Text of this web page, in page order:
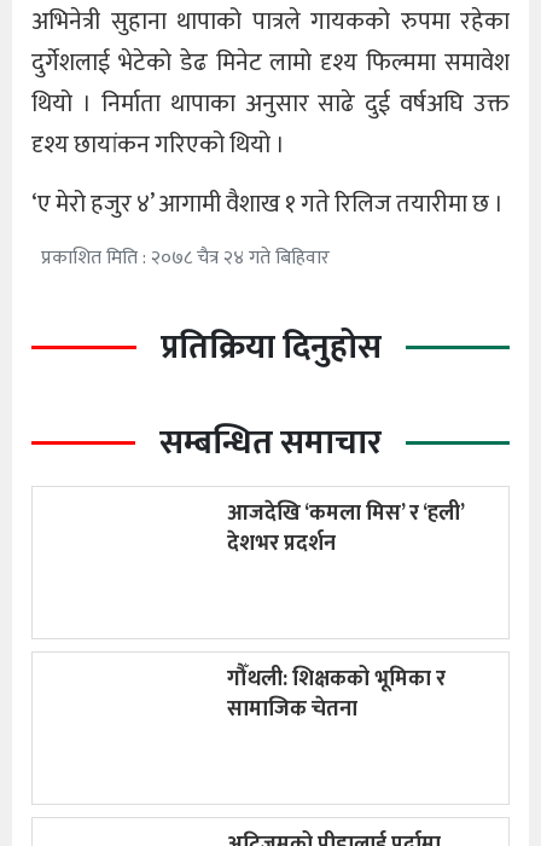
अभिनेत्री सुहाना थापाको पात्रले गायकको रुपमा रहेका
दुर्गेशलाई भेटेको डेढ मिनेट लामो दृश्य फिल्ममा समावेश
थियो । निर्माता थापाका अनुसार साढे दुई वर्षअघि उक्त
दृश्य छायांकन गरिएको थियो ।
‘ए मेरो हजुर ४’ आगामी वैशाख १ गते रिलिज तयारीमा छ ।
प्रकाशित मिति : २०७८ चैत्र २४ गते बिहिवार
प्रतिक्रिया दिनुहोस
सम्बन्धित समाचार
आजदेखि ‘कमला मिस’ र ‘हली’
देशभर प्रदर्शन
गौँथली: शिक्षकको भूमिका र
सामाजिक चेतना